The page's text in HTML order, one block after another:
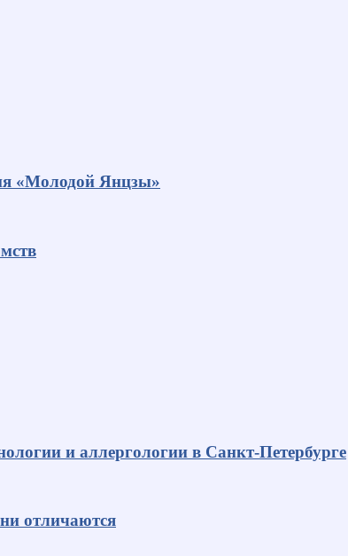
«Молодой Янцзы»
и аллергологии в Санкт-Петербурге
отличаются